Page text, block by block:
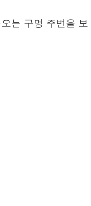
는 구멍 주변을 보